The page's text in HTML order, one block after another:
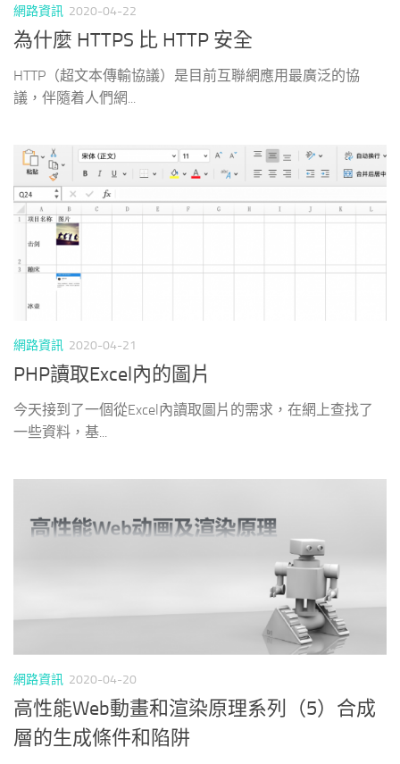
網路資訊 2020-04-22
為什麼 HTTPS 比 HTTP 安全
HTTP（超文本傳輸協議）是目前互聯網應用最廣泛的協
議，伴隨着人們網...
網路資訊 2020-04-21
PHP讀取Excel內的圖片
今天接到了一個從Excel內讀取圖片的需求，在網上查找了
一些資料，基...
網路資訊 2020-04-20
高性能Web動畫和渲染原理系列（5）合成
層的生成條件和陷阱